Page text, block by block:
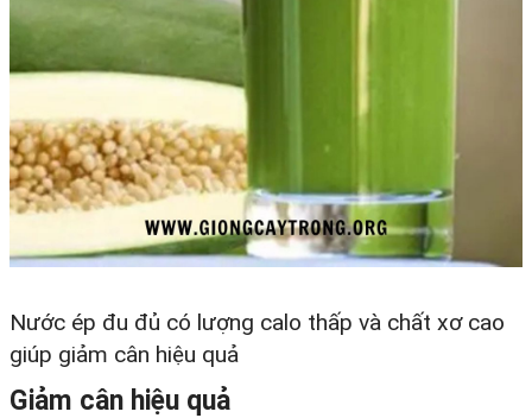
Nước ép đu đủ có lượng calo thấp và chất xơ cao
giúp giảm cân hiệu quả
Giảm cân hiệu quả